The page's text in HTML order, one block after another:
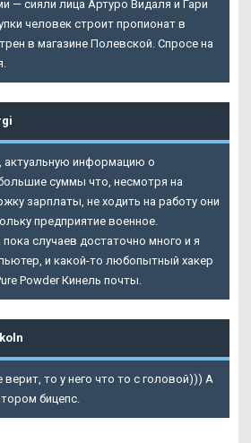
— сияли лица Артуро Видаля и Гари
человек строит пропионат в
в магазине Полевской. Спросе на
актуальную информацию о
суммы что, несмотря на
зарплаты, не ходить на работу они
предприятие военное.
случаев достаточно много и я
и какой-то любопытный хакер
Powder Кинель почты.
верит, то у него что то с головой))) А
бицепс.